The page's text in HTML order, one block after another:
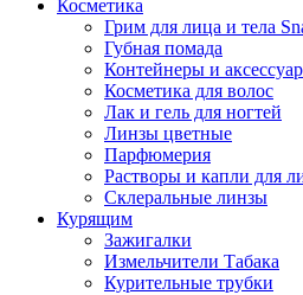
Косметика
Грим для лица и тела
Губная помада
Контейнеры и
Косметика для волос
Лак и гель для ногтей
Линзы цветные
Парфюмерия
Растворы и капли для
Склеральные линзы
Курящим
Зажигалки
Измельчители Табака
Курительные трубки